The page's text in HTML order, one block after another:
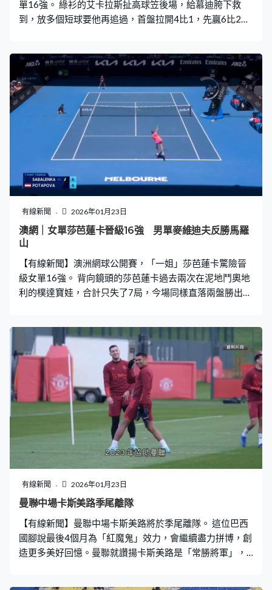
單16強。 綠衫的艾卡拉斯扯高球笠後場，給慕迪胯下救
到，放多個短球要他再追過，首盤拉開4比1，先贏6比2。
艾卡拉斯失了這分一樣開心，將大滿貫打成表演賽。 艾卡
拉斯說對方打法難以捉摸，但難打才有樂趣，博到慕迪打
失，艾卡拉斯再贏6比4拉開。大意失誤是勝負分野，慕迪
全場34次愈易打愈易失手，不刁鑽的不贏，這球慕迪笠個
大對角，第三盤落後0比4，暫時忘記比數，難得威風一
次。 艾卡拉斯單盤3次破發再贏6比1，直落三盤勝出，追
平名宿波格的大滿貫最佳戰績，100場贏87場，16強鬥美
有線新聞 2026年01月23日
澳網｜女單莎芭蓮卡晉級16強 男單麥維迪夫反勝馬羅
山
【有線新聞】澳洲網球公開賽，「一姐」莎芭蓮卡驚險晉
級女單16強。 背向鏡頭的莎芭蓮卡過去兩次在泥地鬥奧地
利的樸達寶娃，合計只失了7局，今場同樣直落兩盤勝出，
速決，但多達44次大意失誤，遠多於對方的25次，給了機
會樸達寶娃輕輕放短，再逼入決勝局。莎芭蓮卡坦承當時
情緒幾乎崩潰，手臂也不聽使喚，只能想辦法令自己冷
靜，盡力打好每一球。 這位白俄羅斯球手細分落後3比6，
成功頂住壓力反勝9比7，有驚無險贏盤數2比0，會與安保
高爭入八強。 白色褲的麥維迪夫男單第三圈苦戰五盤晉
級，匈牙利的馬羅山網前截擊，球反彈回自己場區，這分
有幸運之神眷顧，但勝利女神就站在麥維迪夫一方。先輸6
比7、4比6，這位前「一哥」在出局邊緣及時反彈，連贏7
比5、6比0、6比3，盤數反勝3比2，躋身16強對錢亮拿。
有線新聞 2026年01月23日
曼聯中場卡斯美路季尾離隊
【有線新聞】曼聯中場卡斯美路將於季尾離隊。 這位巴西
國腳說最後4個月為「紅魔鬼」效力，會繼續盡力拼博，創
造更多美好回憶。曼聯就讚揚卡斯美路是「常勝將軍」，